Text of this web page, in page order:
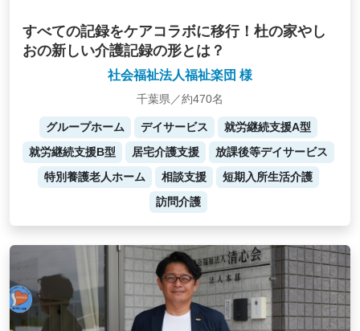
すべての記録をケアコラボに移行！杜の家やし
おの新しい介護記録の形とは？
社会福祉法人福祉楽団 様
千葉県／約470名
グループホーム デイサービス
就労継続支援A型
就労継続支援B型
居宅介護支援
放課後等デイサービス
特別養護老人ホーム
相談支援
短期入所生活介護
訪問介護